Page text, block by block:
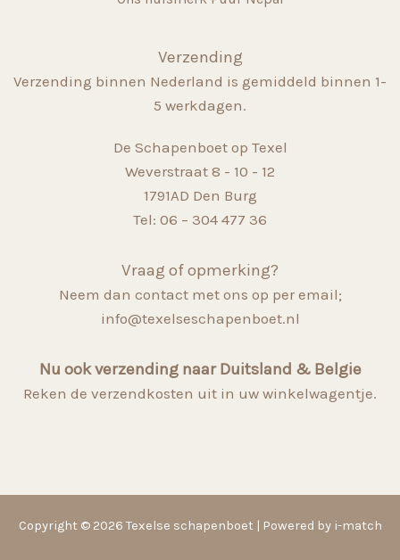
Verzending
Verzending binnen Nederland is gemiddeld binnen 1-
5 werkdagen.
De Schapenboet op Texel
Weverstraat 8 - 10 - 12
1791AD Den Burg
Tel: 06 – 304 477 36
Vraag of opmerking?
Neem dan contact met ons op per email;
info@texelseschapenboet.nl
Nu ook verzending naar Duitsland & Belgie
Reken de verzendkosten uit in uw winkelwagentje.
Copyright © 2026 Texelse schapenboet | Powered by i-match